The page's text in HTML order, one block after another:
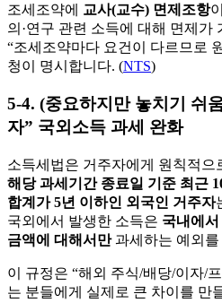
조세조약에 교사(교수) 면제조항
의·연구 관련 소득에 대해 면제가
“조세조약마다 요건이 다르므로
청이 명시합니다. (NTS)
5-4. (중요하지만 놓치기 쉬
자” 국외소득 과세 완화
소득세법은 거주자에게 원칙적으
해당 과세기간 종료일 기준 최근
합계가 5년 이하인 외국인 거주자
국외에서 발생한 소득은 국내에
금액에 대해서만과세하는 예외를
이 규정은 “해외 주식/배당/이자/
는 분들에게 실제로 큰 차이를 만